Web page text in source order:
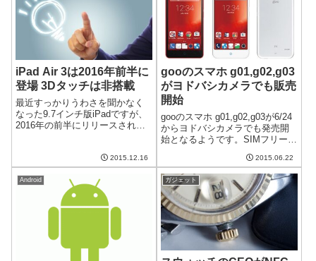
ックも充実この g07 、19,8...
iPad Air 3は2016年前半に
登場 3Dタッチは非搭載
最近すっかりうわさを聞かなく
なった9.7インチ版iPadですが、
2016年の前半にリリースされる
載となるようです。なぜなので
しょう？Apple Watch 2やiPhone
6cとと...
2015.12.16
gooのスマホ g01,g02,g03
がヨドバシカメラでも販売
開始
gooのスマホ g01,g02,g03が6/24
からヨドバシカメラでも発売開
始となるようです。SIMフリーの
ザーにとってはうれしいです
ね。gooのスマホ g01,g02,g03と
はいずれもZTE BLADEがベー...
2015.06.22
Android ガジェット